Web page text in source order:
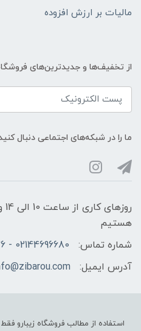
مالیات بر ارزش افزوده
از تخفیف‌ها و جدیدترین‌های
ما را در شبکه‌های اجتماعی دنبال
هستیم
شماره تماس:
02144696680 - 09024148826
آدرس ایمیل:
استفاده از مطالب فروشگاه زیبارو